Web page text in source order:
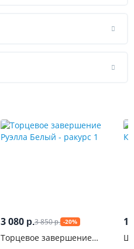
3 080 р.3 850р. -20%
Торцевое завершение